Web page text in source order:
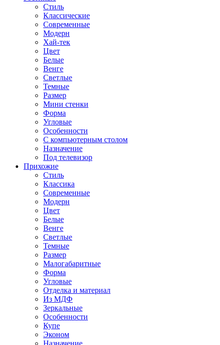
Стиль
Классические
Современные
Модерн
Хай-тек
Цвет
Белые
Венге
Светлые
Темные
Размер
Мини стенки
Форма
Угловые
Особенности
С компьютерным столом
Назначение
Под телевизор
Прихожие
Стиль
Классика
Современные
Модерн
Цвет
Белые
Венге
Светлые
Темные
Размер
Малогабаритные
Форма
Угловые
Отделка и материал
Из МДФ
Зеркальные
Особенности
Купе
Эконом
Назначение